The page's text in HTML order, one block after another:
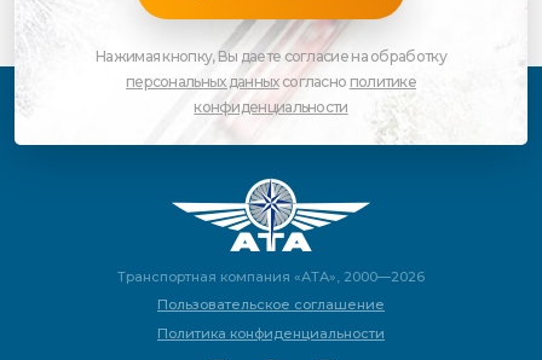
Нажимая кнопку, Вы даете согласие на обработку
персональных данныхсогласно политике
конфиденциальности
Транспортная компания «АТА», 2000—2026
Пользовательское соглашение
Политика конфиденциальности